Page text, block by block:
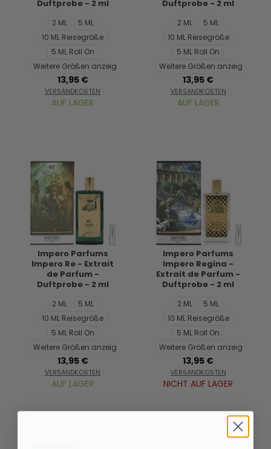
Duftprobe - 2 ml
2 ML
5 ML
10 ML Reisegröße
5 ML Roll On
Weitere Größen anzeigen...
13,95 €
VERSANDKOSTEN
AUF LAGER
Duftprobe - 2 ml
2 ML
5 ML
10 ML Reisegröße
5 ML Roll On
Weitere Größen anzeigen...
13,95 €
VERSANDKOSTEN
AUF LAGER
Impero Parfums
Impero Re - Extrait
de Parfum -
Duftprobe - 2 ml
2 ML
5 ML
10 ML Reisegröße
5 ML Roll On
Weitere Größen anzeigen...
13,95 €
VERSANDKOSTEN
AUF LAGER
Impero Parfums
Impero Regina -
Extrait de Parfum -
Duftprobe - 2 ml
2 ML
5 ML
10 ML Reisegröße
5 ML Roll On
Weitere Größen anzeigen...
13,95 €
VERSANDKOSTEN
NICHT AUF LAGER